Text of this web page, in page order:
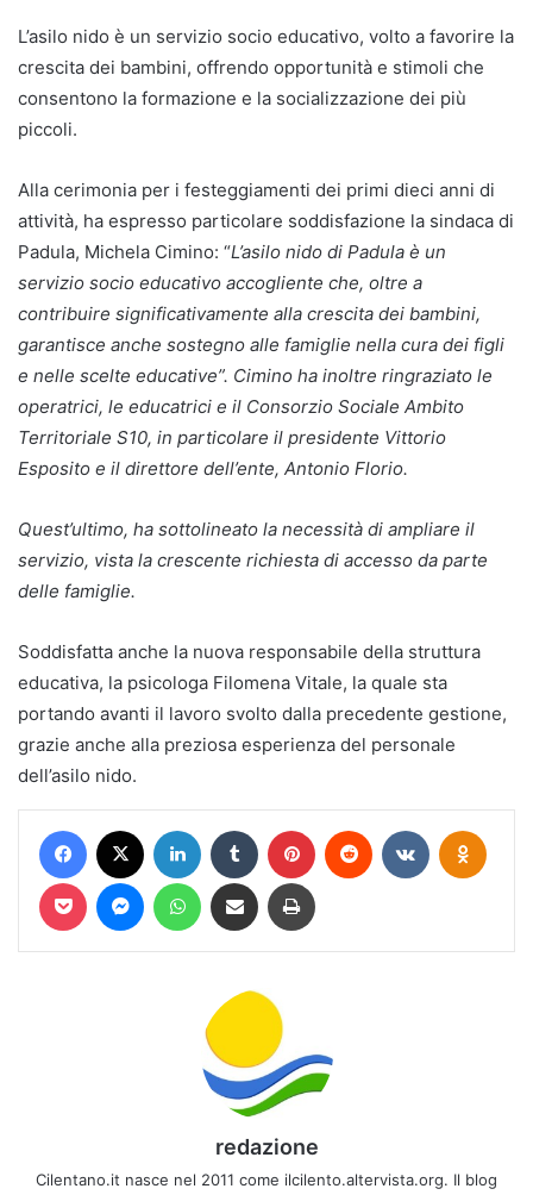
L’asilo nido è un servizio socio educativo, volto a favorire la
crescita dei bambini, offrendo opportunità e stimoli che
consentono la formazione e la socializzazione dei più
piccoli.
Alla cerimonia per i festeggiamenti dei primi dieci anni di
attività, ha espresso particolare soddisfazione la sindaca di
Padula, Michela Cimino: “L’asilo nido di Padula è un
servizio socio educativo accogliente che, oltre a
contribuire significativamente alla crescita dei bambini,
garantisce anche sostegno alle famiglie nella cura dei figli
e nelle scelte educative”. Cimino ha inoltre ringraziato le
operatrici, le educatrici e il Consorzio Sociale Ambito
Territoriale S10, in particolare il presidente Vittorio
Esposito e il direttore dell’ente, Antonio Florio.
Quest’ultimo, ha sottolineato la necessità di ampliare il
servizio, vista la crescente richiesta di accesso da parte
delle famiglie.
Soddisfatta anche la nuova responsabile della struttura
educativa, la psicologa Filomena Vitale, la quale sta
portando avanti il lavoro svolto dalla precedente gestione,
grazie anche alla preziosa esperienza del personale
dell’asilo nido.
Facebook LinkedIn Tumblr Pinterest Reddit VKontakte
Pocket MessengerWhatsAppCondividi via mail Stampa
redazione
Cilentano.it nasce nel 2011 come ilcilento.altervista.org. Il blog